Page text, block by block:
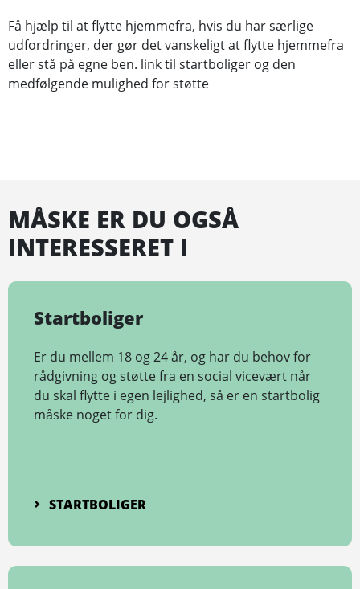
Få hjælp til at flytte hjemmefra, hvis du har særlige
udfordringer, der gør det vanskeligt at flytte hjemmefra
eller stå på egne ben. link til startboliger og den
medfølgende mulighed for støtte
MÅSKE ER DU OGSÅ
INTERESSERET I
Startboliger
Er du mellem 18 og 24 år, og har du behov for
rådgivning og støtte fra en social vicevært når
du skal flytte i egen lejlighed, så er en startbolig
måske noget for dig.
STARTBOLIGER